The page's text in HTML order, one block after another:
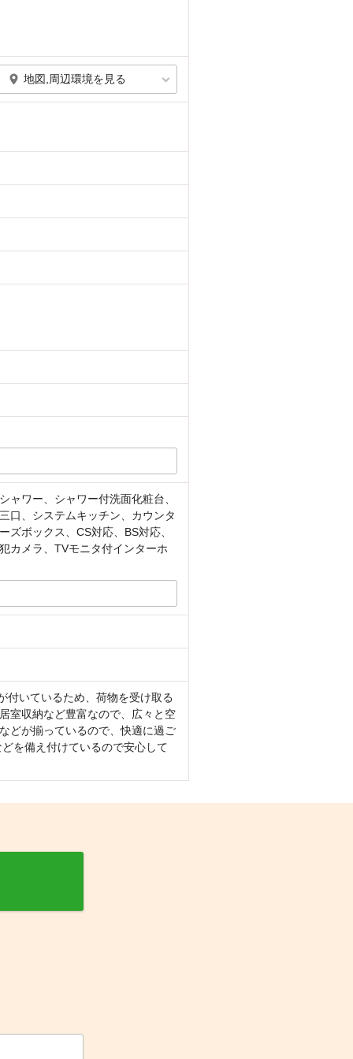
地図,周辺環境を見る
ワー、シャワー付洗面化粧台、
口、システムキッチン、カウンタ
ボックス、CS対応、BS対応、
カメラ、TVモニタ付インターホ
いているため、荷物を受け取る
室収納など豊富なので、広々と空
どが揃っているので、快適に過ご
を備え付けているので安心して